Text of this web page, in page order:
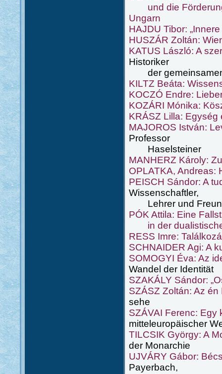
und die
Ungarn
HAJDU Tibor: „Innere
HUSZÁR Zoltán:
KATUS László: A
Historiker
der gemeinsamen
KILTZ Beáta:
KOCZÓ Endre:
KOZÁRI Mónika:
KRÁSZ Lilla:
MAJOROS István:
Professor
Haselsteiner
MANHERZ Károly:
OPLATKA, Andreas:
PEISCH Sándor: A
Wissenschaftler,
Lehrer und
PÓK Attila: Eine
in der
RESS Imre:
SCHNAIDER Agi: A
SOMOGYI Éva: Az
Wandel der Identität
SZAKÁLY Sándor:
SZÁSZ Zoltán: Az
sehe
SZÁVAI Ferenc: Egy
mitteleuropäischer
TILCSIK György: A
der Monarchie
UJVÁRY Gábor:
Payerbach,